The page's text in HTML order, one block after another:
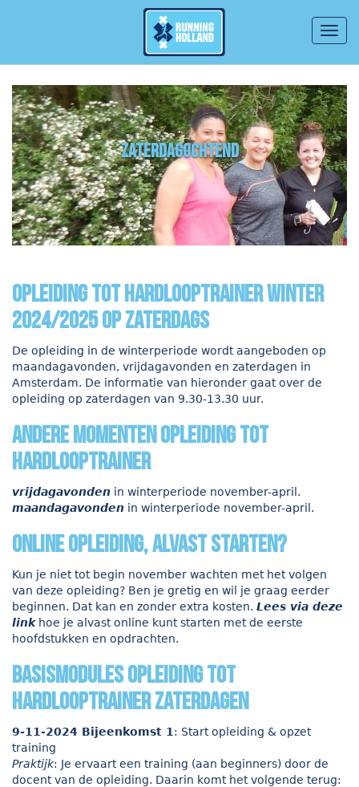
Overslaan en naar de inhoud gaan
zaterdagochtend
opleiding tot hardlooptrainer winter
2024/2025 op zaterdags
De opleiding in de winterperiode wordt aangeboden op
maandagavonden, vrijdagavonden en zaterdagen in
Amsterdam. De informatie van hieronder gaat over de
opleiding op zaterdagen van 9.30-13.30 uur.
andere momenten opleiding tot
hardlooptrainer
vrijdagavonden in winterperiode november-april.
maandagavonden in winterperiode november-april.
Online opleiding, alvast starten?
Kun je niet tot begin november wachten met het volgen
van deze opleiding? Ben je gretig en wil je graag eerder
beginnen. Dat kan en zonder extra kosten. Lees via deze
linkhoe je alvast online kunt starten met de eerste
hoofdstukken en opdrachten.
Basismodules opleiding tot
hardlooptrainer zaterdagen
9-11-2024 Bijeenkomst 1 : Start opleiding & opzet
training
Praktijk: Je ervaart een training (aan beginners) door de
docent van de opleiding. Daarin komt het volgende terug: